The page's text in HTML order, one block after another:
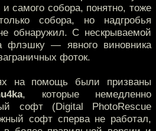
самого собора, понятно, тоже
собора, но надгробья
обнаружил. С нескрываемой
флэшку — явного виновника
фоток.
на помощь были призваны
, которые немедленно
софт (Digital PhotoRescue
софт сперва не работал,